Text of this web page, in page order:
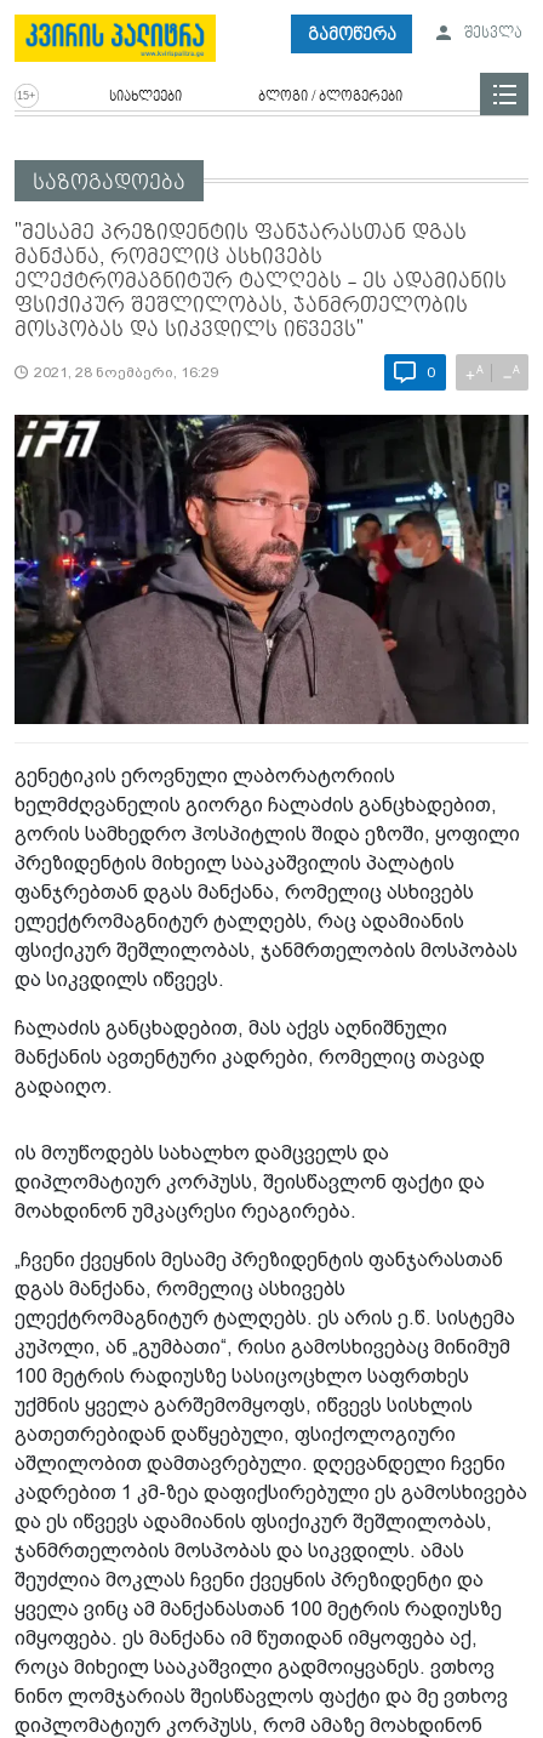
გამოწერა შესვლა
სიახლეები ბლოგი / ბლოგერები
საზოგადოება
"მესამე პრეზიდენტის ფანჯარასთან დგას
მანქანა, რომელიც ასხივებს
ელექტრომაგნიტურ ტალღებს - ეს ადამიანის
ფსიქიკურ შეშლილობას, ჯანმრთელობის
მოსპობას და სიკვდილს იწვევს"
2021, 28 ნოემბერი, 16:29 0 +A −A
გენეტიკის ეროვნული ლაბორატორიის
ხელმძღვანელის გიორგი ჩალაძის განცხადებით,
გორის სამხედრო ჰოსპიტლის შიდა ეზოში, ყოფილი
პრეზიდენტის მიხეილ სააკაშვილის პალატის
ფანჯრებთან დგას მანქანა, რომელიც ასხივებს
ელექტრომაგნიტურ ტალღებს, რაც ადამიანის
ფსიქიკურ შეშლილობას, ჯანმრთელობის მოსპობას
და სიკვდილს იწვევს.
ჩალაძის განცხადებით, მას აქვს აღნიშნული
მანქანის ავთენტური კადრები, რომელიც თავად
გადაიღო.
ის მოუწოდებს სახალხო დამცველს და
დიპლომატიურ კორპუსს, შეისწავლონ ფაქტი და
მოახდინონ უმკაცრესი რეაგირება.
„ჩვენი ქვეყნის მესამე პრეზიდენტის ფანჯარასთან
დგას მანქანა, რომელიც ასხივებს
ელექტრომაგნიტურ ტალღებს. ეს არის ე.წ. სისტემა
კუპოლი, ან „გუმბათი“, რისი გამოსხივებაც მინიმუმ
100 მეტრის რადიუსზე სასიცოცხლო საფრთხეს
უქმნის ყველა გარშემომყოფს, იწვევს სისხლის
გათეთრებიდან დაწყებული, ფსიქოლოგიური
აშლილობით დამთავრებული. დღევანდელი ჩვენი
კადრებით 1 კმ-ზეა დაფიქსირებული ეს გამოსხივება
და ეს იწვევს ადამიანის ფსიქიკურ შეშლილობას,
ჯანმრთელობის მოსპობას და სიკვდილს. ამას
შეუძლია მოკლას ჩვენი ქვეყნის პრეზიდენტი და
ყველა ვინც ამ მანქანასთან 100 მეტრის რადიუსზე
იმყოფება. ეს მანქანა იმ წუთიდან იმყოფება აქ,
როცა მიხეილ სააკაშვილი გადმოიყვანეს. ვთხოვ
ნინო ლომჯარიას შეისწავლოს ფაქტი და მე ვთხოვ
დიპლომატიურ კორპუსს, რომ ამაზე მოახდინონ